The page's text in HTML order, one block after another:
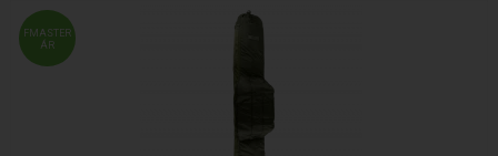
FMASTER
ÁR